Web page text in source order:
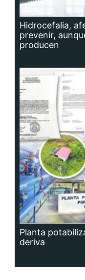
Hidrocefalia,
prevenir,
producen
Planta
deriva